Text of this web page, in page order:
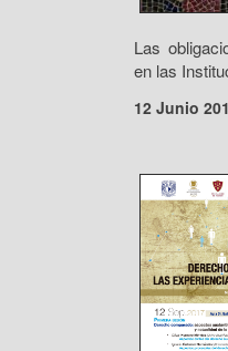
Las
en las
12 Junio